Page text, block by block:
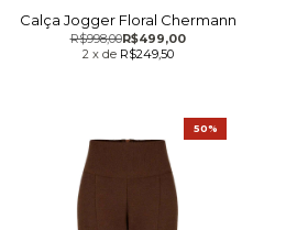
Calça Jogger Floral Chermann
R$499,00
R$998,00
2 x de R$249,50
50%